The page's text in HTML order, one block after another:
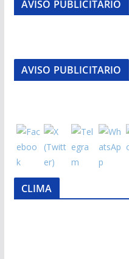
AVISO PUBLICITARIO
AVISO PUBLICITARIO
CLIMA